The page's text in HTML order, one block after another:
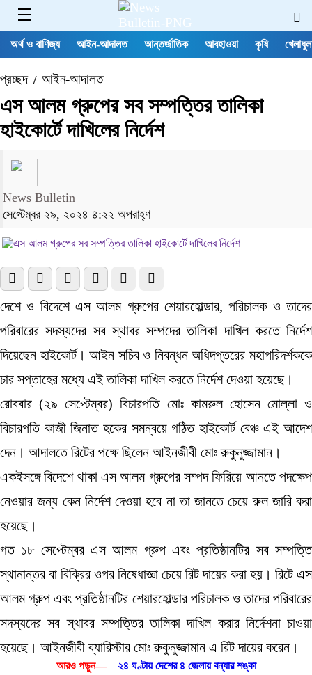
অর্থ ও বাণিজ্য আইন-আদালত আন্তর্জাতিক আবহাওয়া কৃষি
প্রচ্ছদ/ আইন-আদালত
এস আলম গ্রুপের সব সম্পত্তির তালিকা
হাইকোর্টে দাখিলের নির্দেশ
News Bulletin
সেপ্টেম্বর ২৯, ২০২৪ ৪:২২ অপরাহ্ণ
দেশে ও বিদেশে এস আলম গ্রুপের শেয়ারহোল্ডার, পরিচালক ও তাদের
পরিবারের সদস্যদের সব স্থাবর সম্পদের তালিকা দাখিল করতে নির্দেশ
দিয়েছেন হাইকোর্ট। আইন সচিব ও নিবন্ধন অধিদপ্তরের মহাপরিদর্শককে
চার সপ্তাহের মধ্যে এই তালিকা দাখিল করতে নির্দেশ দেওয়া হয়েছে।
রোববার (২৯ সেপ্টেম্বর) বিচারপতি মোঃ কামরুল হোসেন মোল্লা ও
বিচারপতি কাজী জিনাত হকের সমন্বয়ে গঠিত হাইকোর্ট বেঞ্চ এই আদেশ
দেন। আদালতে রিটের পক্ষে ছিলেন আইনজীবী মোঃ রুকুনুজ্জামান।
একইসঙ্গে বিদেশে থাকা এস আলম গ্রুপের সম্পদ ফিরিয়ে আনতে পদক্ষেপ
নেওয়ার জন্য কেন নির্দেশ দেওয়া হবে না তা জানতে চেয়ে রুল জারি করা
হয়েছে।
গত ১৮ সেপ্টেম্বর এস আলম গ্রুপ এবং প্রতিষ্ঠানটির সব সম্পত্তি
স্থানান্তর বা বিক্রির ওপর নিষেধাজ্ঞা চেয়ে রিট দায়ের করা হয়। রিটে এস
আলম গ্রুপ এবং প্রতিষ্ঠানটির শেয়ারহোল্ডার পরিচালক ও তাদের পরিবারের
সদস্যদের সব স্থাবর সম্পত্তির তালিকা দাখিল করার নির্দেশনা চাওয়া
হয়েছে। আইনজীবী ব্যারিস্টার মোঃ রুকুনুজ্জামান এ রিট দায়ের করেন।
আরও পড়ুন— ২৪ ঘণ্টায় দেশের ৪ জেলায় বন্যার শঙ্কা